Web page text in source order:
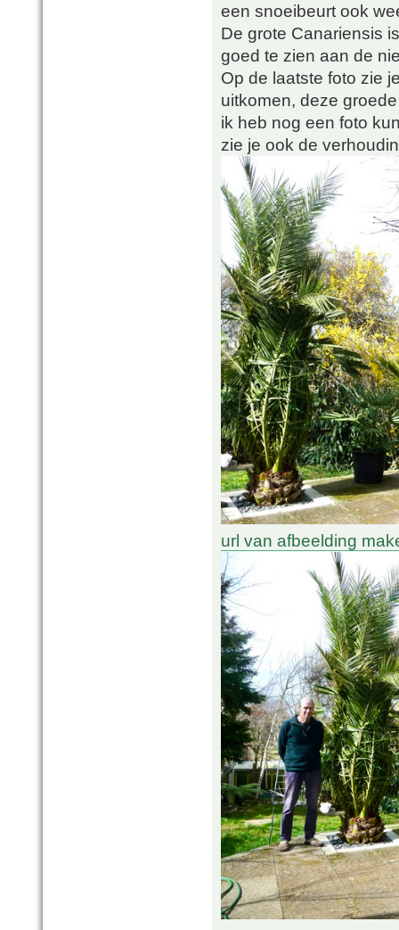
een snoeibeurt ook
De grote Canariensis
goed te zien aan de
Op de laatste foto zie
uitkomen, deze
ik heb nog een foto
zie je ook de
url van afbeelding